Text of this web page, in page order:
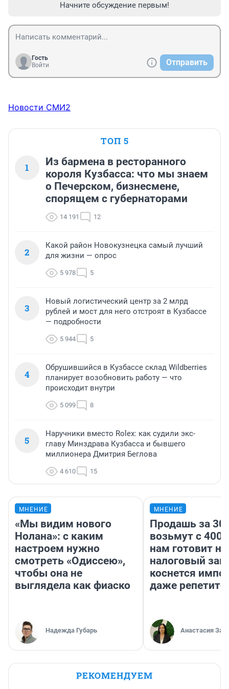
Начните обсуждение первым!
Гость
Войти
Отправить
Новости СМИ2
ТОП 5
1
Из бармена в ресторанного
короля Кузбасса: что мы знаем
о Печерском, бизнесмене,
спорящем с губернаторами
14 191 12
2
Какой район Новокузнецка самый лучший
для жизни — опрос
5 978 5
3
Новый логистический центр за 2 млрд
рублей и мост для него отстроят в Кузбассе
— подробности
5 944 5
4
Обрушившийся в Кузбассе склад Wildberries
планирует возобновить работу — что
происходит внутри
5 099 8
5
Наручники вместо Rolex: как судили экс-
главу Минздрава Кузбасса и бывшего
миллионера Дмитрия Беглова
4 610 15
МНЕНИЕ
«Мы видим нового
Нолана»: с каким
настроем нужно
смотреть «Одиссею»,
чтобы она не
выглядела как фиаско
Надежда Губарь
МНЕНИЕ
Продашь за
возьмут с
нам готовит
налоговый
коснется
даже
Анастасия
РЕКОМЕНДУЕМ